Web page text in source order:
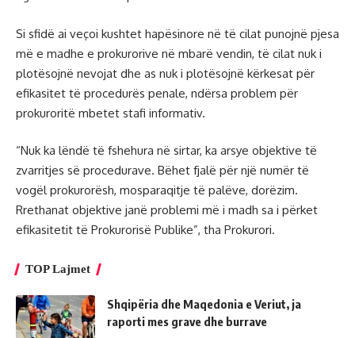
Si sfidë ai veçoi kushtet hapësinore në të cilat punojnë pjesa
më e madhe e prokurorive në mbarë vendin, të cilat nuk i
plotësojnë nevojat dhe as nuk i plotësojnë kërkesat për
efikasitet të procedurës penale, ndërsa problem për
prokuroritë mbetet stafi informativ.
“Nuk ka lëndë të fshehura në sirtar, ka arsye objektive të
zvarritjes së procedurave. Bëhet fjalë për një numër të
vogël prokurorësh, mosparaqitje të palëve, dorëzim.
Rrethanat objektive janë problemi më i madh sa i përket
efikasitetit të Prokurorisë Publike”, tha Prokurori.
TOP Lajmet
Shqipëria dhe Maqedonia e Veriut, ja
raporti mes grave dhe burrave